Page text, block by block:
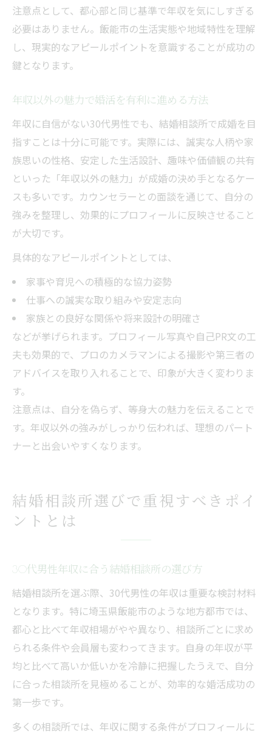
注意点として、都心部と同じ基準で年収を気にしすぎる
必要はありません。飯能市の生活実態や地域特性を理解
し、現実的なアピールポイントを意識することが成功の
鍵となります。
年収以外の魅力で婚活を有利に進める方法
年収に自信がない30代男性でも、結婚相談所で成婚を目
指すことは十分に可能です。実際には、誠実な人柄や家
族思いの性格、安定した生活設計、趣味や価値観の共有
といった「年収以外の魅力」が成婚の決め手となるケー
スも多いです。カウンセラーとの面談を通じて、自分の
強みを整理し、効果的にプロフィールに反映させること
が大切です。
具体的なアピールポイントとしては、
家事や育児への積極的な協力姿勢
仕事への誠実な取り組みや安定志向
家族との良好な関係や将来設計の明確さ
などが挙げられます。プロフィール写真や自己PR文の工
夫も効果的で、プロのカメラマンによる撮影や第三者の
アドバイスを取り入れることで、印象が大きく変わりま
す。
注意点は、自分を偽らず、等身大の魅力を伝えることで
す。年収以外の強みがしっかり伝われば、理想のパート
ナーと出会いやすくなります。
結婚相談所選びで重視すべきポイ
ントとは
30代男性年収に合う結婚相談所の選び方
結婚相談所を選ぶ際、30代男性の年収は重要な検討材料
となります。特に埼玉県飯能市のような地方都市では、
都心と比べて年収相場がやや異なり、相談所ごとに求め
られる条件や会員層も変わってきます。自身の年収が平
均と比べて高いか低いかを冷静に把握したうえで、自分
に合った相談所を見極めることが、効率的な婚活成功の
第一歩です。
多くの相談所では、年収に関する条件がプロフィールに